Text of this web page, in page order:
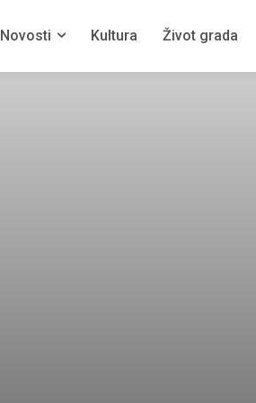
Novosti Kultura Život grada